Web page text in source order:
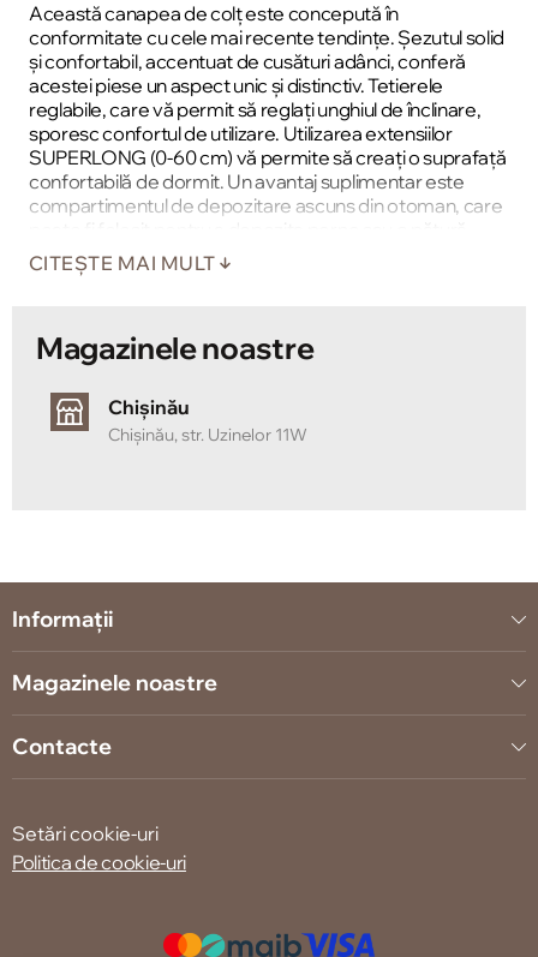
Această canapea de colț este concepută în
conformitate cu cele mai recente tendințe. Șezutul solid
și confortabil, accentuat de cusături adânci, conferă
acestei piese un aspect unic și distinctiv. Tetierele
reglabile, care vă permit să reglați unghiul de înclinare,
sporesc confortul de utilizare. Utilizarea extensiilor
SUPERLONG (0-60 cm) vă permite să creați o suprafață
confortabilă de dormit. Un avantaj suplimentar este
compartimentul de depozitare ascuns din otoman, care
călduroasă.
CITEȘTE MAI MULT
Magazinele noastre
Chișinău
Chișinău, str. Uzinelor 11W
Informații
Magazinele noastre
Contacte
Setări cookie-uri
Politica de cookie-uri